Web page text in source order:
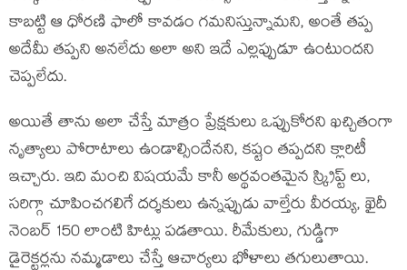
కాబట్టి ఆ ధోరణి ఫాలో కావడం గమనిస్తున్నామని, అంతే తప్ప
అదేమీ తప్పని అనలేదు అలా అని ఇదే ఎల్లప్పుడూ ఉంటుందని
చెప్పలేదు.
అయితే తాను అలా చేస్తే మాత్రం ప్రేక్షకులు ఒప్పుకోరని ఖచ్చితంగా
నృత్యాలు పోరాటాలు ఉండాల్సిందేనని, కష్టం తప్పదని క్లారిటీ
ఇచ్చారు. ఇది మంచి విషయమే కానీ అర్థవంతమైన స్క్రిప్ట్ లు,
సరిగ్గా చూపించగలిగే దర్శకులు ఉన్నప్పుడు వాల్తేరు వీరయ్య, ఖైదీ
నెంబర్ 150 లాంటి హిట్లు పడతాయి. రీమేకులు, గుడ్డిగా
డైరెక్టర్లను నమ్మడాలు చేస్తే ఆచార్యలు భోళాలు తగులుతాయి.